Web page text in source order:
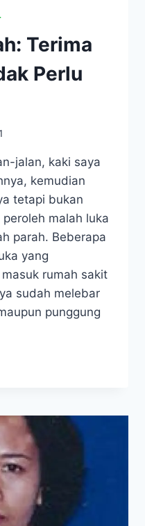
Terima
Perlu
jalan, kaki saya
kemudian
tetapi bukan
malah luka
parah. Beberapa
yang
rumah sakit
sudah melebar
punggung